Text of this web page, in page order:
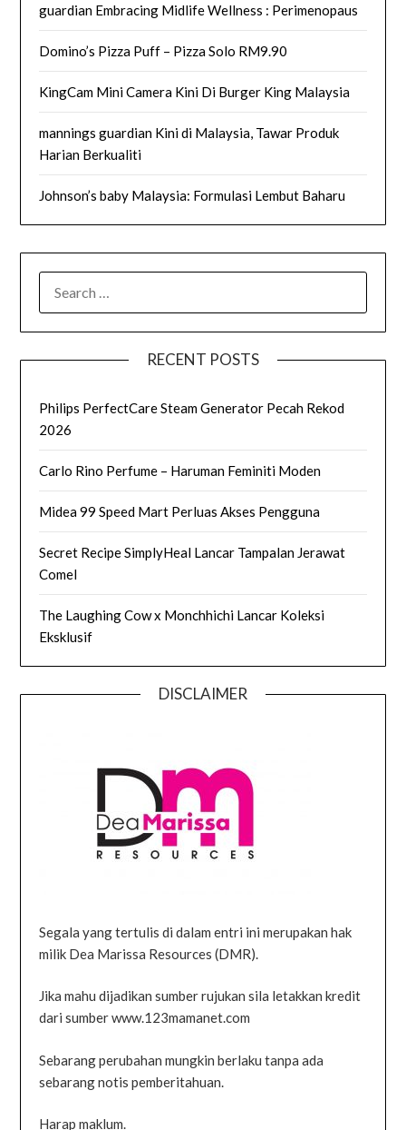
guardian Embracing Midlife Wellness : Perimenopaus
Domino’s Pizza Puff – Pizza Solo RM9.90
KingCam Mini Camera Kini Di Burger King Malaysia
mannings guardian Kini di Malaysia, Tawar Produk
Harian Berkualiti
Johnson’s baby Malaysia: Formulasi Lembut Baharu
RECENT POSTS
Philips PerfectCare Steam Generator Pecah Rekod
2026
Carlo Rino Perfume – Haruman Feminiti Moden
Midea 99 Speed Mart Perluas Akses Pengguna
Secret Recipe SimplyHeal Lancar Tampalan Jerawat
Comel
The Laughing Cow x Monchhichi Lancar Koleksi
Eksklusif
DISCLAIMER
Segala yang tertulis di dalam entri ini merupakan hak
milik Dea Marissa Resources (DMR).
Jika mahu dijadikan sumber rujukan sila letakkan kredit
dari sumber www.123mamanet.com
Sebarang perubahan mungkin berlaku tanpa ada
sebarang notis pemberitahuan.
Harap maklum.